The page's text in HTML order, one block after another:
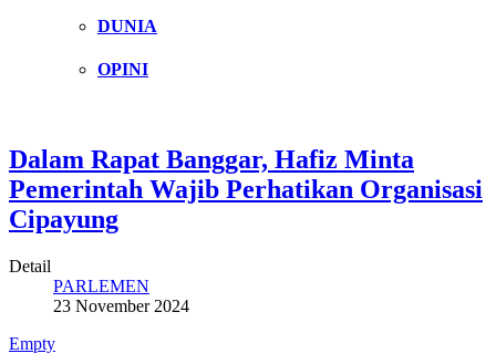
DUNIA
OPINI
Dalam Rapat Banggar, Hafiz Minta
Pemerintah Wajib Perhatikan Organisasi
Cipayung
Detail
PARLEMEN
23 November 2024
Empty